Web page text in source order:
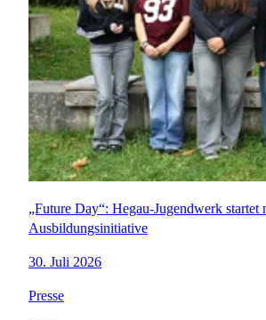
„Future Day“: Hegau-Jugendwerk startet
Ausbildungsinitiative
30. Juli 2026
Presse